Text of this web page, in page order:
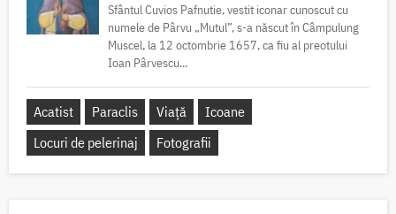
Sfântul Cuvios Pafnutie, vestit iconar cunoscut cu
numele de Pârvu „Mutul”, s-a născut în Câmpulung
Muscel, la 12 octombrie 1657, ca fiu al preotului
Ioan Pârvescu...
Acatist Paraclis Viață
Icoane
Locuri de pelerinaj
Fotografii